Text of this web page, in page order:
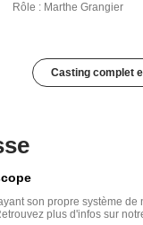
Rôle : Marthe Grangier
Casting complet
son propre système
plus d'infos sur